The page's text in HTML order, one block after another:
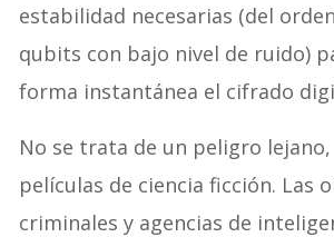
estabilidad necesarias (del
qubits con bajo nivel de ruido)
forma instantánea el cifrado
No se trata de un peligro
películas de ciencia ficción. Las
criminales y agencias de